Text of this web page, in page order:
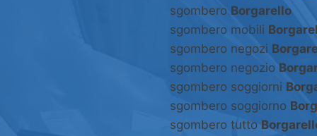
sgombero Borgarello
sgombero mobili
sgombero negozi
sgombero negozio
sgombero soggiorni
sgombero soggiorno
sgombero tutto